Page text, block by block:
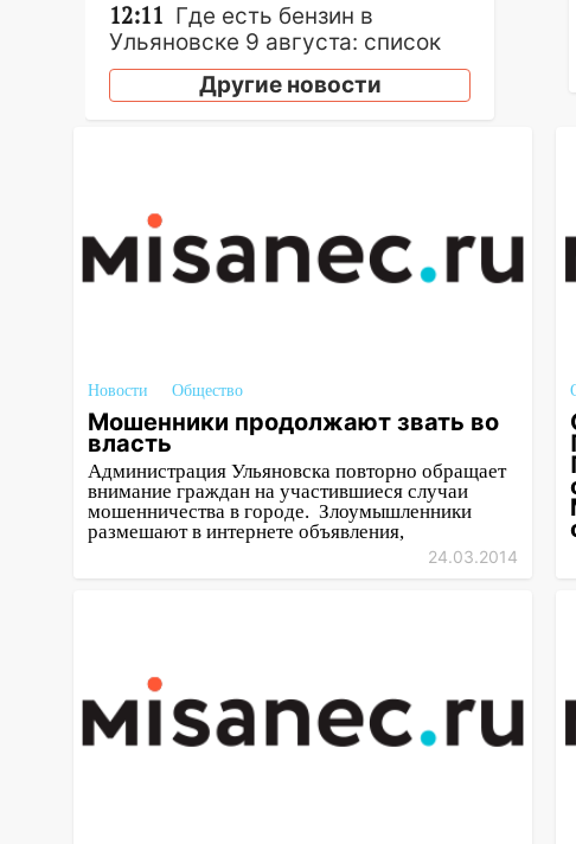
12:11 Где есть бензин в
Ульяновске 9 августа: список
АЗС
11:55
11:00
люди в СНТ сидят без света
10:13 Прокуратура подвела
заблокировано движение
трамваев в Ульяновске
09:15 Ураган, изнасилование
ребенка, автоподставы и атака
беспилотников: важные итоги
прошедшей недели в
троллейбусную
инфраструктуру после шторма.
08:19 Внимание! В
Другие новости
Новости Общество
Мошенники продолжают звать во
власть
Администрация Ульяновска повторно обращает
внимание граждан на участившиеся случаи
мошенничества в городе. Злоумышленники
размешают в интернете объявления,
24.03.2014